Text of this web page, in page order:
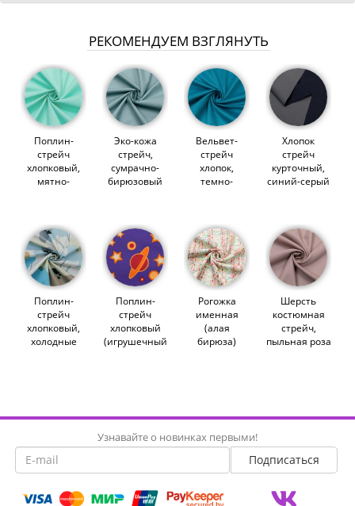
РЕКОМЕНДУЕМ ВЗГЛЯНУТЬ
Поплин-
стрейч
хлопковый,
мятно-
Эко-кожа
стрейч,
сумрачно-
бирюзовый
Вельвет-
стрейч
хлопок,
темно-
Хлопок
стрейч
курточный,
синий-серый
Поплин-
стрейч
хлопковый,
холодные
Поплин-
стрейч
хлопковый
(игрушечный
Рогожка
именная
(алая
бирюза)
Шерсть
костюмная
стрейч,
пыльная роза
Узнавайте о новинках первыми!